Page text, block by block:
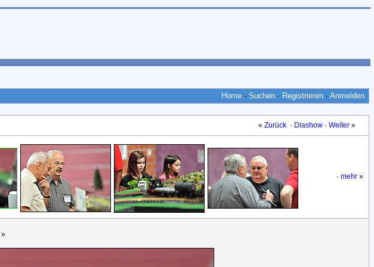
Home · Suchen · Registrieren · Anmelden
« Zurück· Diashow· Weiter»
· mehr »
»